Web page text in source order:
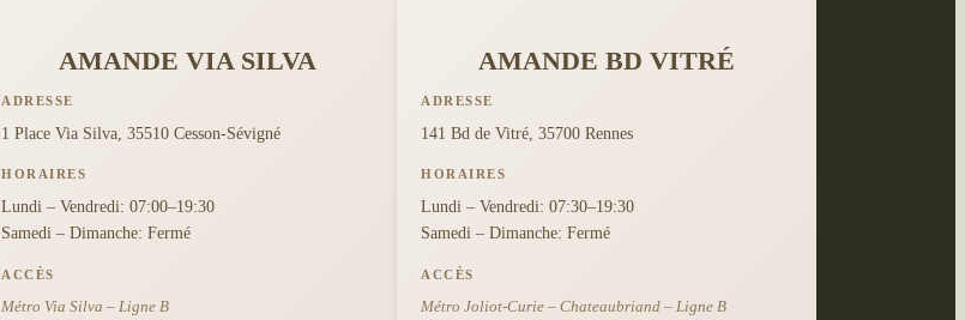
AMANDE VIA SILVA
ADRESSE
1 Place Via Silva, 35510 Cesson-Sévigné
HORAIRES
Lundi – Vendredi: 07:00–19:30
Samedi – Dimanche: Fermé
ACCÈS
Métro Via Silva – Ligne B
AMANDE BD VITRÉ
ADRESSE
141 Bd de Vitré, 35700 Rennes
HORAIRES
Lundi – Vendredi: 07:30–19:30
Samedi – Dimanche: Fermé
ACCÈS
Métro Joliot-Curie – Chateaubriand – Ligne B